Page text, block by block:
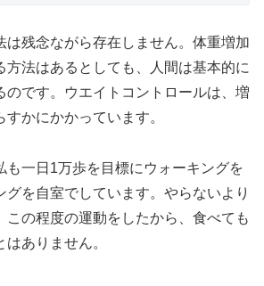
は残念ながら存在しません。体重増加
方法はあるとしても、人間は基本的に
のです。ウエイトコントロールは、増
かにかかっています。
も一日1万歩を目標にウォーキングを
グを自室でしています。やらないより
この程度の運動をしたから、食べても
ありません。